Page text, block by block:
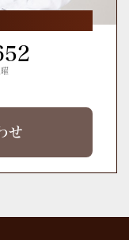
せ